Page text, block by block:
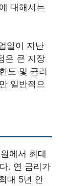
대해서는
일이 지난
은 큰 지장
도 및 금리
일반적으
에서 최대
. 연 금리가
대 5년 안